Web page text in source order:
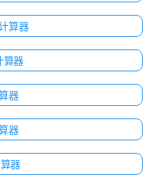
算器
算器
器
器
器